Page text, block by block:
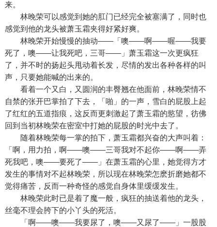
来。
林晚荣可以感觉到她的肛门已经完全被塞满了，同时也
感觉到他的龙头被萧玉霜夹得好紧好爽。
林晚荣开始慢慢的抽动——「噢——啊——喔——我要
死了，噢——让我死吧，三哥——」萧玉霜这一次更疯狂
了，并不时的扬起头甩动着长发，尽情的发出各种各样的叫
声，只要她能喊的出来的。
看着一个又白，又圆润的丰臀翘在他面前，林晚荣情不
自禁的张开巴掌拍了下去，「啪」的一声，雪白的屁股上起
了红红的五道指痕，这反而更刺激起了萧玉霜的慾望，彷佛
回到当初林晚荣在密室中打她的屁股的时光中去了。
随着林晚荣每一掌的拍下，萧玉霜都兴奋的大声叫着：
「啊，用力拍，啊——噢——三哥我对不起你——啊——弄
死我吧，噢——要死了——」在萧玉霜的心里，她觉得方才
发生的事情对不起林晚荣，所以现在林晚荣怎麽折磨她都不
觉得痛苦，反而一种奇怪的感觉自身体里缓缓发生。
林晚荣此时已是着了魔一般，疯狂的抽送着他的龙头，
丝毫不理会胯下的小丫头的死活。
「啊——噢——我要尿了，噢——又尿了——」一股股